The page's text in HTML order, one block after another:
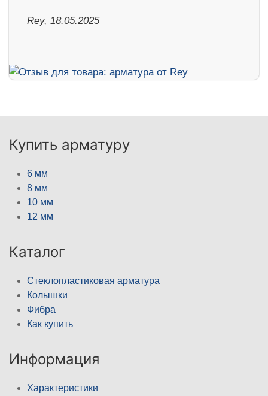
Rey, 18.05.2025
Купить арматуру
6 мм
8 мм
10 мм
12 мм
Каталог
Стеклопластиковая арматура
Колышки
Фибра
Как купить
Информация
Характеристики